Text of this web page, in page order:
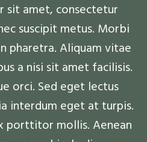
sit amet, consectetur
suscipit metus. Morbi
pharetra. Aliquam vitae
a nisi sit amet facilisis.
orci. Sed eget lectus
interdum eget at turpis.
porttitor mollis. Aenean